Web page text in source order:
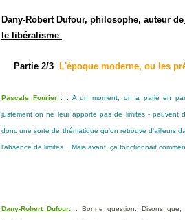
Dany-Robert Dufour, philosophe, auteur de
le libéralisme
Partie 2/3 L'époque moderne, ou les
Pascale Fourier: : A un moment, on a parlé en
justement on ne leur apporte pas de limites - peuvent
donc une sorte de thématique qu'on retrouve d'ailleurs
l'absence de limites... Mais avant, ça fonctionnait
Dany-Robert Dufour: : Bonne question. Disons que,